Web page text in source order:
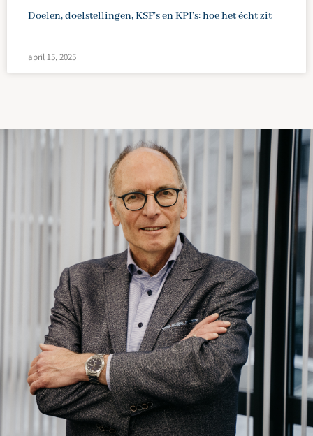
Doelen, doelstellingen, KSF’s en KPI’s: hoe het écht zit
april 15, 2025